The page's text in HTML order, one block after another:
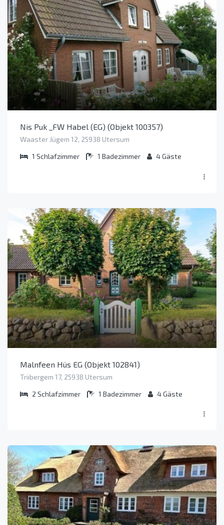
Nis Puk _FW Habel (EG) (Objekt 100357)
Waaster Jügem 12, 25938 Utersum
1 Schlafzimmer 1 Badezimmer 4Gäste
Malnfeen Hüs EG (Objekt 102841)
Triibergem 17, 25938 Utersum
2 Schlafzimmer 1 Badezimmer 4Gäste